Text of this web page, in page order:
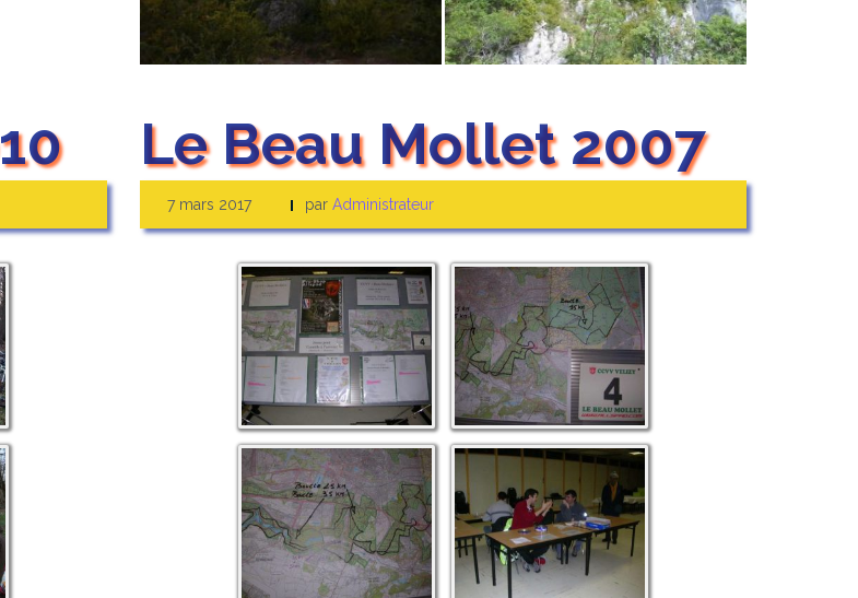
Le Beau Mollet 2007
7 mars 2017 par Administrateur